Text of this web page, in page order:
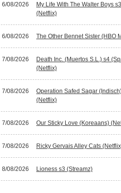
6/08/2026
My Life With The Walter Boys s3
(Netflix)
6/08/2026 The Other Bennet Sister (HBO
7/08/2026
Death Inc. (Muertos S.L.) s4
(Netflix)
7/08/2026
Operation Safed Sagar
(Netflix)
7/08/2026 Our Sticky Love (Koreaans)
7/08/2026 Ricky Gervais Alley Cats
8/08/2026 Lioness s3 (Streamz)